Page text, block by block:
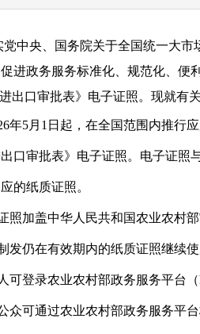
党中央、国务院关于全国统一大市
进政务服务标准化、规范化、便
进出口审批表》电子证照。现就有
年5月 1 日起，在全国范围内推行
出口审批表》电子证照。电子证
的纸质证照。
照加盖中华人民共和国农业农村
发仍在有效期内的纸质证照继续使
可登录农业农村部政务服务平台（
众可通过农业农村部政务服务平